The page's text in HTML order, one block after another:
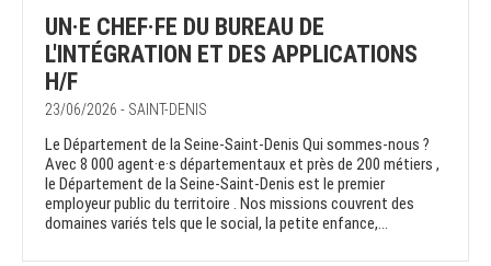
UN·E CHEF·FE DU BUREAU DE
L'INTÉGRATION ET DES APPLICATIONS
H/F
23/06/2026 - SAINT-DENIS
Le Département de la Seine-Saint-Denis Qui sommes-nous ?
Avec 8 000 agent·e·s départementaux et près de 200 métiers ,
le Département de la Seine-Saint-Denis est le premier
employeur public du territoire . Nos missions couvrent des
domaines variés tels que le social, la petite enfance,...